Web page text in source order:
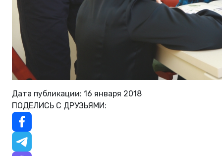
Дата публикации: 16 января 2018
ПОДЕЛИСЬ С ДРУЗЬЯМИ: